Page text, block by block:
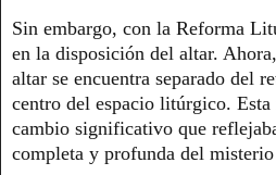
Sin embargo, con la Reforma
en la disposición del altar.
altar se encuentra separado del
centro del espacio litúrgico.
cambio significativo que
completa y profunda del